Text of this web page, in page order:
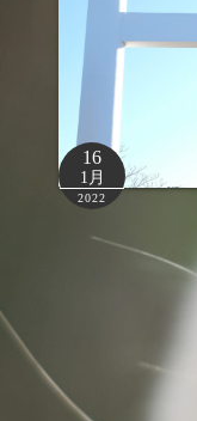
16
1月
2022
ビ